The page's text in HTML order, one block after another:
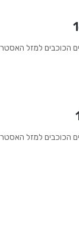
הכוכבים למזל
הכוכבים למזל